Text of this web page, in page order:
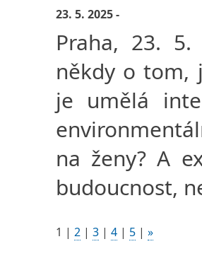
23. 5. 2025 -
Praha, 23.
někdy o tom,
je umělá
na ženy? A
budoucnost,
1 | 2 | 3 | 4 | 5 | »